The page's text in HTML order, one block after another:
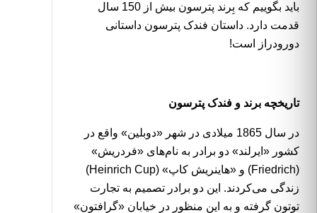
باید بگوییم که بِرند پترسون بیش از 150 سال
قدمت دارد. داستان فندک پترسون داستانی
دورودراز است!
تاریخچه برند و فندک پترسون
در سال 1865 میلادی در شهر «دوبلین» واقع در
کشور «ایرلند» دو برادر به نام‌های «فردریش»
(Friedrich) و «هاینریش کاپ» (Heinrich Cup)
زندگی می‌کردند. این دو برادر تصمیم به تجارت
توتون گرفته و به این منظور در خیابان «گرافتون»